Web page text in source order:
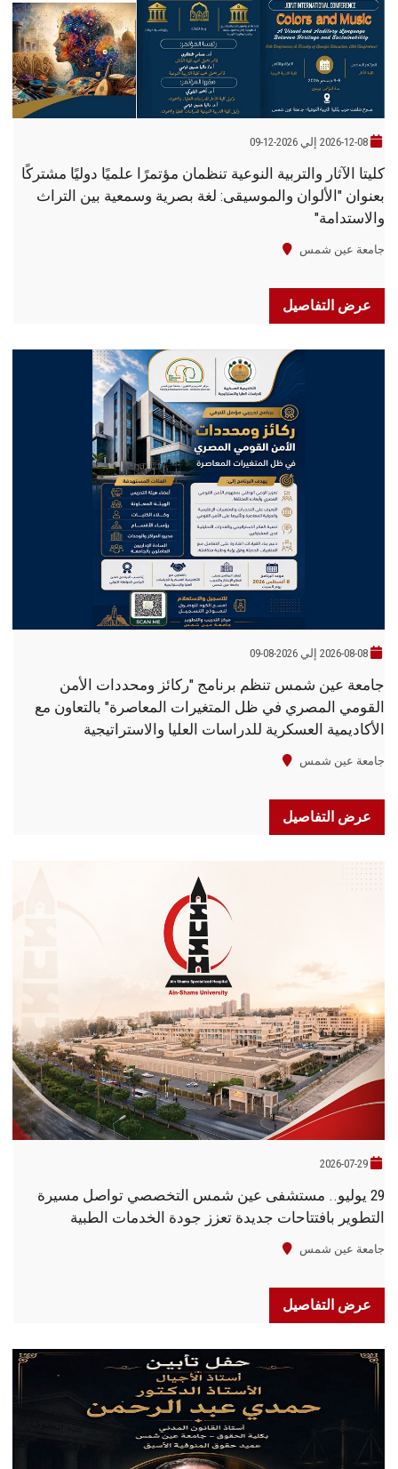
2026-12-08 إلي 2026-12-09
كليتا الآثار والتربية النوعية تنظمان مؤتمرًا علميًا دوليًا مشتركًا
بعنوان "الألوان والموسيقى: لغة بصرية وسمعية بين التراث
والاستدامة"
جامعة عين شمس
عرض التفاصيل
2026-08-08 إلي 2026-08-09
جامعة عين شمس تنظم برنامج "ركائز ومحددات الأمن
القومي المصري في ظل المتغيرات المعاصرة" بالتعاون مع
الأكاديمية العسكرية للدراسات العليا والاستراتيجية
جامعة عين شمس
عرض التفاصيل
2026-07-29
29 يوليو.. مستشفى عين شمس التخصصي تواصل مسيرة
التطوير بافتتاحات جديدة تعزز جودة الخدمات الطبية
جامعة عين شمس
عرض التفاصيل